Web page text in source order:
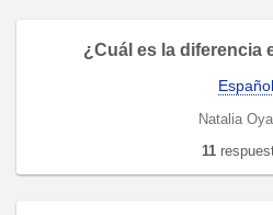
¿Cuál es la diferencia
Español
Natalia
11